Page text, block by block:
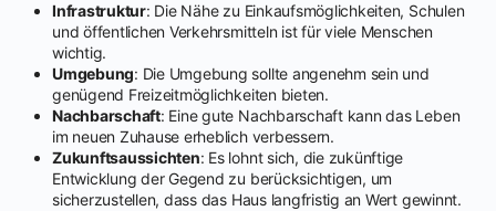
Infrastruktur: Die Nähe zu Einkaufsmöglichkeiten, Schulen
und öffentlichen Verkehrsmitteln ist für viele Menschen
wichtig.
Umgebung: Die Umgebung sollte angenehm sein und
genügend Freizeitmöglichkeiten bieten.
Nachbarschaft: Eine gute Nachbarschaft kann das Leben
im neuen Zuhause erheblich verbessern.
Zukunftsaussichten: Es lohnt sich, die zukünftige
Entwicklung der Gegend zu berücksichtigen, um
sicherzustellen, dass das Haus langfristig an Wert gewinnt.